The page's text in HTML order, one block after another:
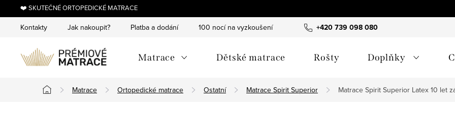
na
❤️ SKUTEČNÉ ORTOPEDICKÉ MATRACE
+420 739 098 080
Kontakty Jak nakoupit? Platba a dodání 100 nocí na vyzkoušení B2B spolupráce - hotely & designéři
Matrace Dětské matrace Rošty Doplňky
Domů
Matrace Ortopedické matrace Ostatní Matrace Spirit Superior Matrace Spirit Superior Latex 10 let